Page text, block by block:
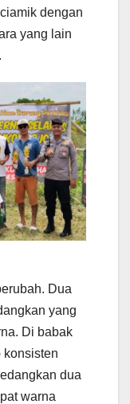
dengan
yang lain
Dua
yang
Di babak
konsisten
dua
warna